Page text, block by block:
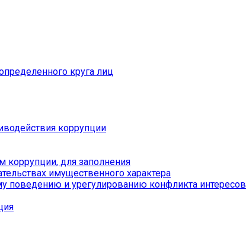
круга лиц
коррупции
для заполнения
имущественного характера
и урегулированию конфликта интересов